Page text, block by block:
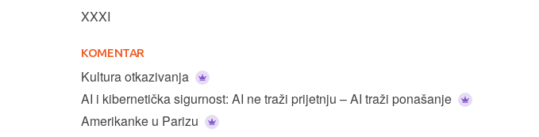
XXXI
KOMENTAR
Kultura otkazivanja
AI i kibernetička sigurnost: AI ne traži prijetnju – AI traži ponašanje
Amerikanke u Parizu